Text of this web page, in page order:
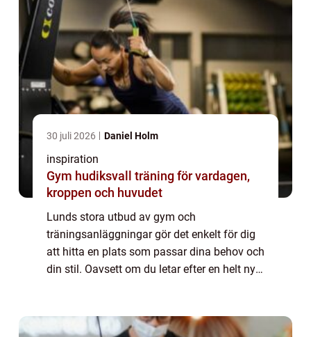
30 juli 2026 Daniel Holm
inspiration
Gym hudiksvall träning för vardagen,
kroppen och huvudet
Lunds stora utbud av gym och
träningsanläggningar gör det enkelt för dig
att hitta en plats som passar dina behov och
din stil. Oavsett om du letar efter en helt ny